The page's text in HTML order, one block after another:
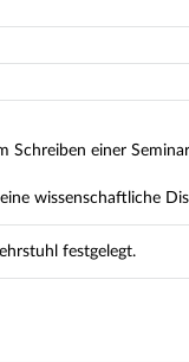
Schreiben einer
wissenschaftliche
festgelegt.